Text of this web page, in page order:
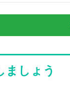
ましょう